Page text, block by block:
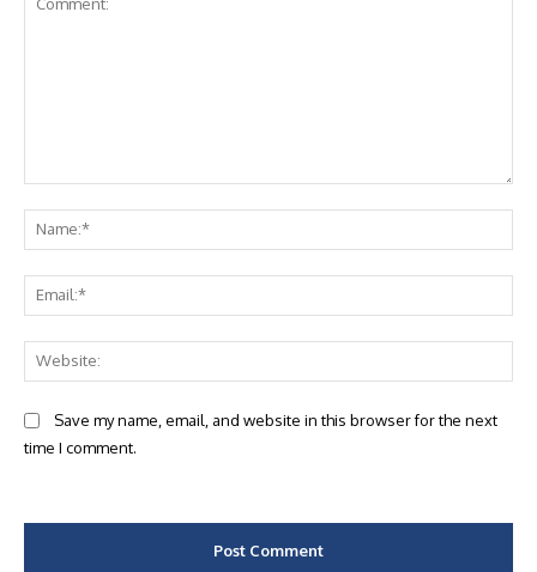
Save my name, email, and website in this browser for the next
time I comment.